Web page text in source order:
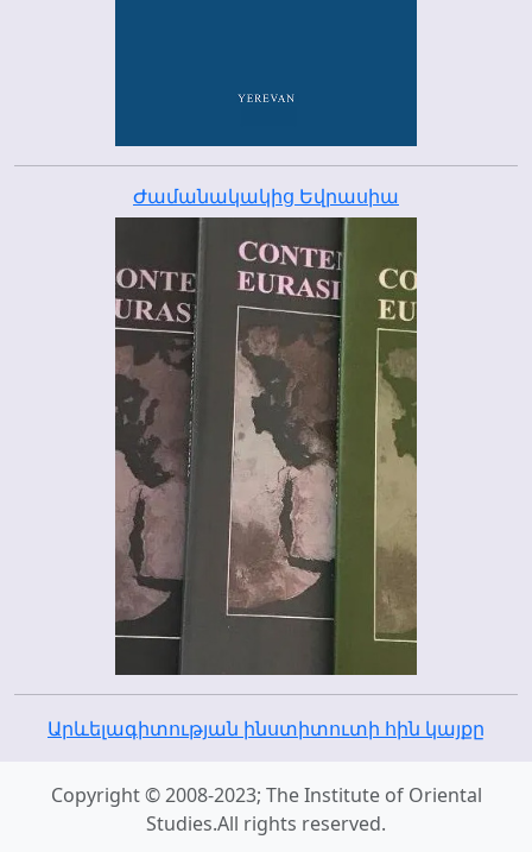
Ժամանակակից Եվրասիա
Արևելագիտության ինստիտուտի հին կայքը
Copyright © 2008-2023; The Institute of Oriental
Studies.All rights reserved.